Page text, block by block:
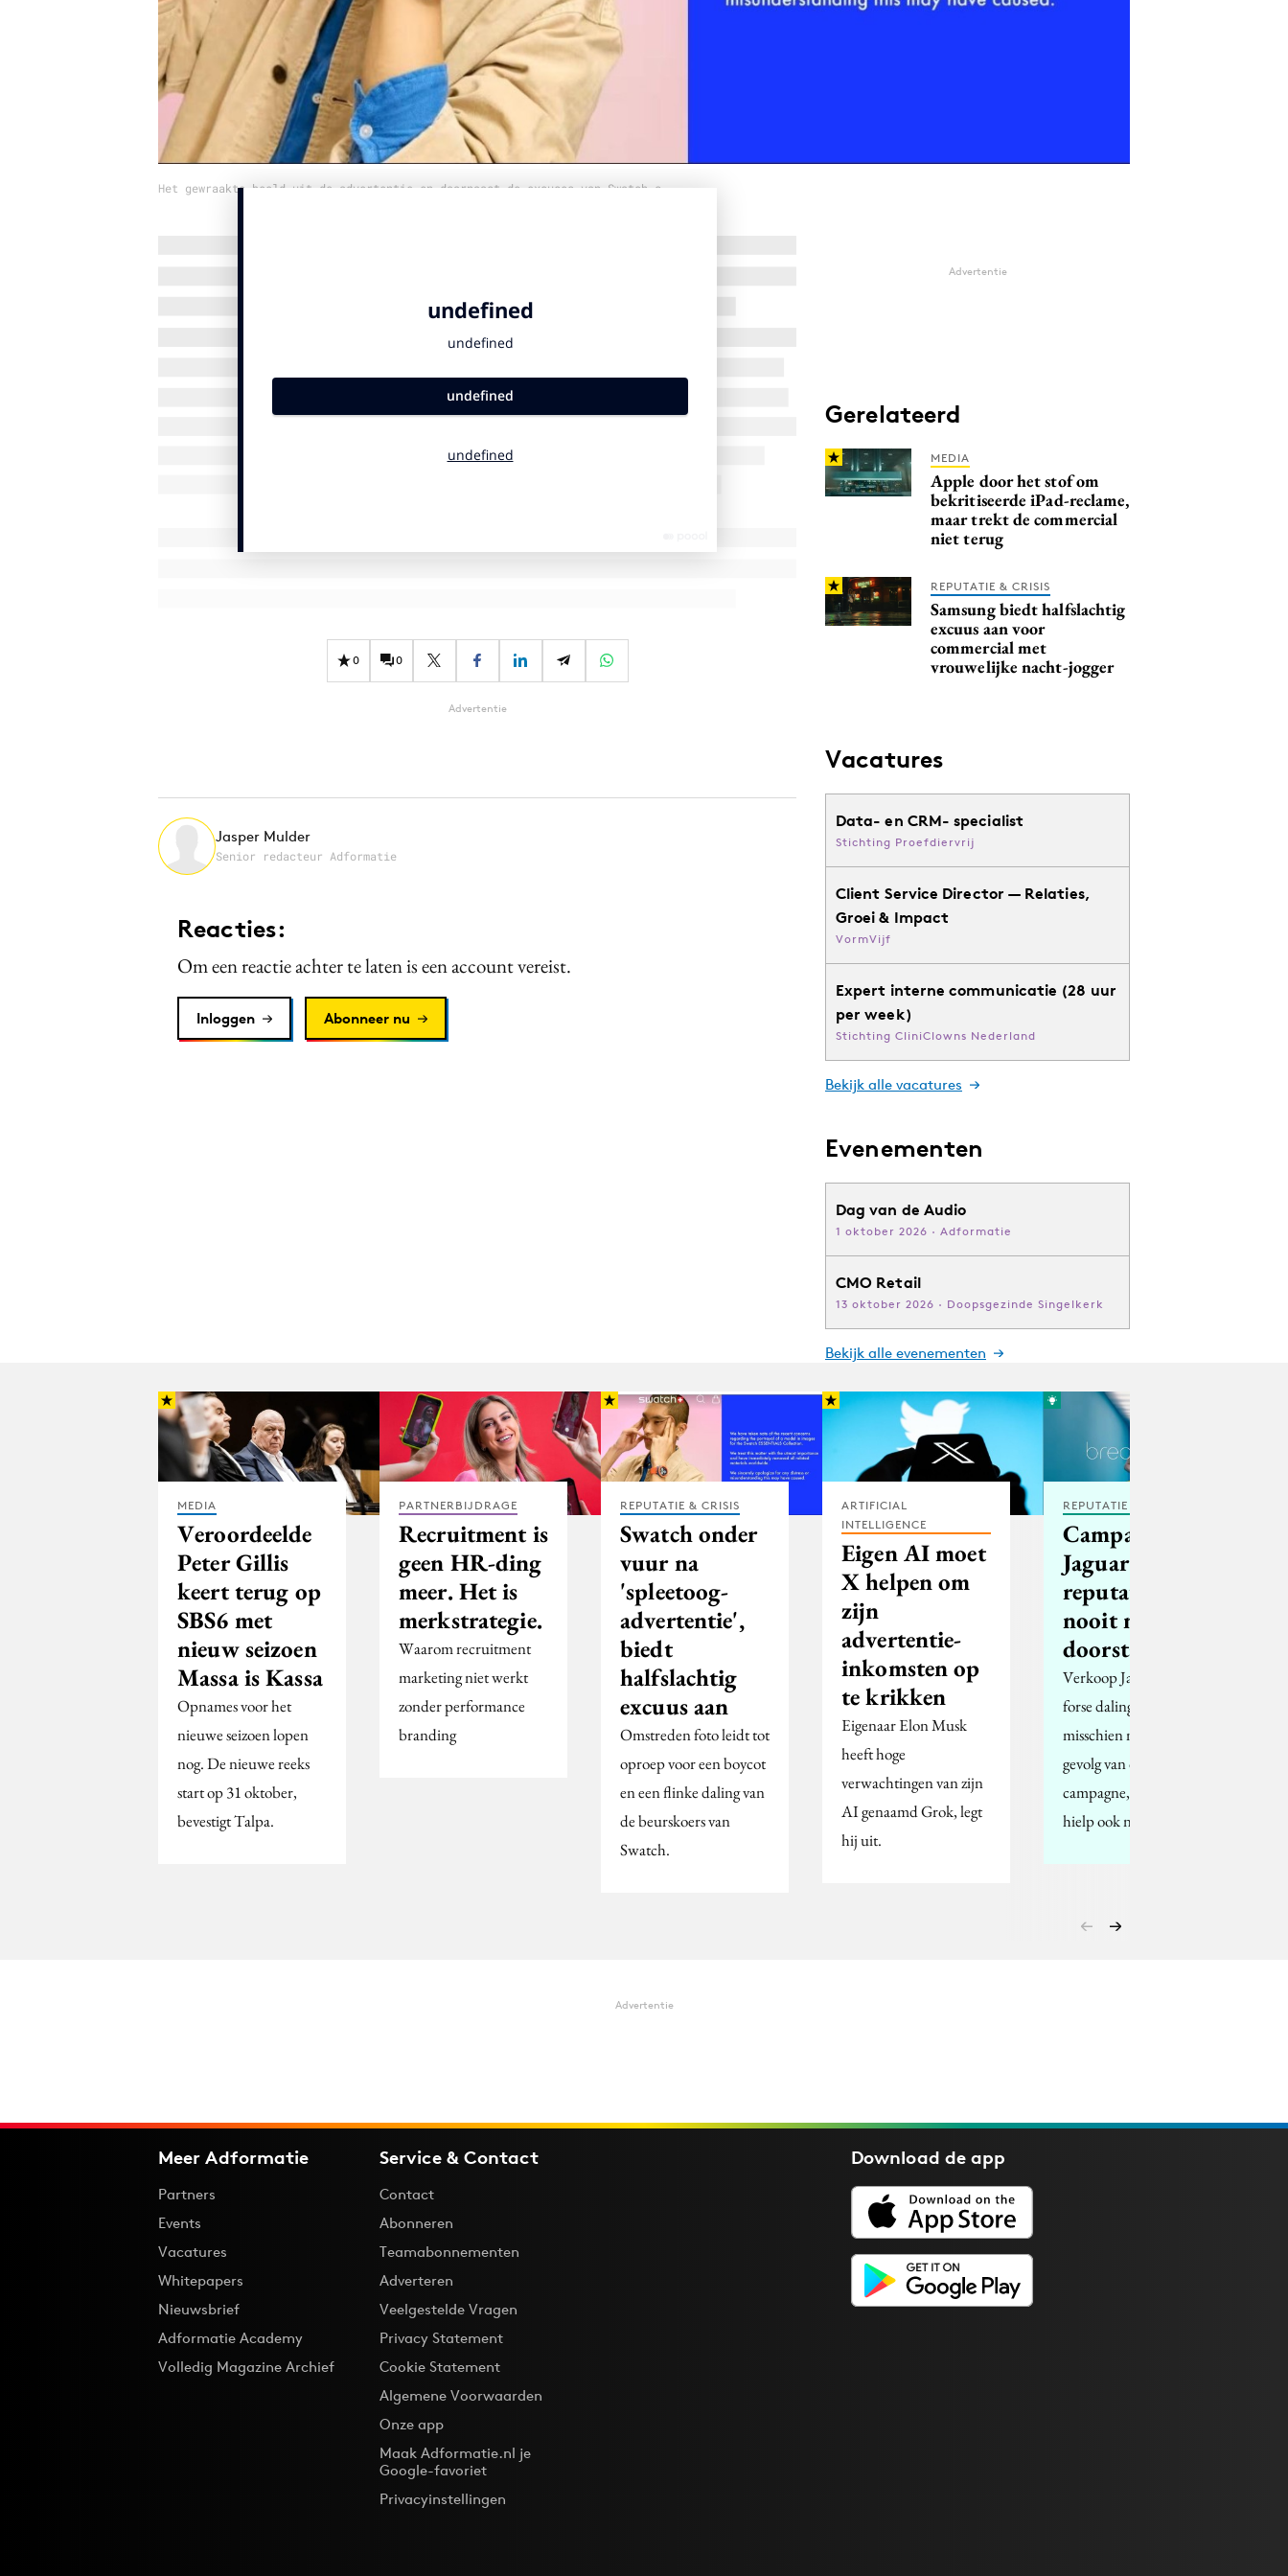
Het gewraakte beeld uit de advertentie en daarnaast de excuses van Swatch.s
0 0
Advertentie
Jasper Mulder
Senior redacteur Adformatie
Reacties:
Om een reactie achter te laten is een account vereist.
Inloggen Abonneer nu
Advertentie
Gerelateerd
MEDIA
Apple door het stof om
bekritiseerde iPad-reclame,
maar trekt de commercial
niet terug
REPUTATIE & CRISIS
Samsung biedt halfslachtig
excuus aan voor
commercial met
vrouwelijke nacht-jogger
Vacatures
Data- en CRM- specialist
Stichting Proefdiervrij
Client Service Director — Relaties,
Groei & Impact
VormVijf
Expert interne communicatie (28 uur
per week)
Stichting CliniClowns Nederland
Bekijk alle vacatures
Evenementen
Dag van de Audio
1 oktober 2026 · Adformatie
CMO Retail
13 oktober 2026 · Doopsgezinde Singelkerk
Bekijk alle evenementen
MEDIA
Veroordeelde
Peter Gillis
keert terug op
SBS6 met
nieuw seizoen
Massa is Kassa
Opnames voor het
nieuwe seizoen lopen
nog. De nieuwe reeks
start op 31 oktober,
bevestigt Talpa.
PARTNERBIJDRAGE
Recruitment is
geen HR-ding
meer. Het is
merkstrategie.
Waarom recruitment
marketing niet werkt
zonder performance
branding
REPUTATIE & CRISIS
Swatch onder
vuur na
'spleetoog-
advertentie',
biedt
halfslachtig
excuus aan
Omstreden foto leidt tot
oproep voor een boycot
en een flinke daling van
de beurskoers van
Swatch.
ARTIFICIAL
INTELLIGENCE
Eigen AI moet
X helpen om
zijn
advertentie-
inkomsten op
te krikken
Eigenaar Elon Musk
heeft hoge
verwachtingen van zijn
AI genaamd Grok, legt
hij uit.
REPUTATIE & CRISIS
Campagne van
Jaguar had de
reputatietoets
nooit mogen
doorstaan
Verkoop Jaguar liet
forse daling zien,
misschien niet direct het
gevolg van de
campagne, maar die
hielp ook niet.
Advertentie
Meer Adformatie
Partners
Events
Vacatures
Whitepapers
Nieuwsbrief
Adformatie Academy
Volledig Magazine Archief
Service & Contact
Contact
Abonneren
Teamabonnementen
Adverteren
Veelgestelde Vragen
Privacy Statement
Cookie Statement
Algemene Voorwaarden
Onze app
Maak Adformatie.nl je
Google-favoriet
Privacyinstellingen
Download deapp